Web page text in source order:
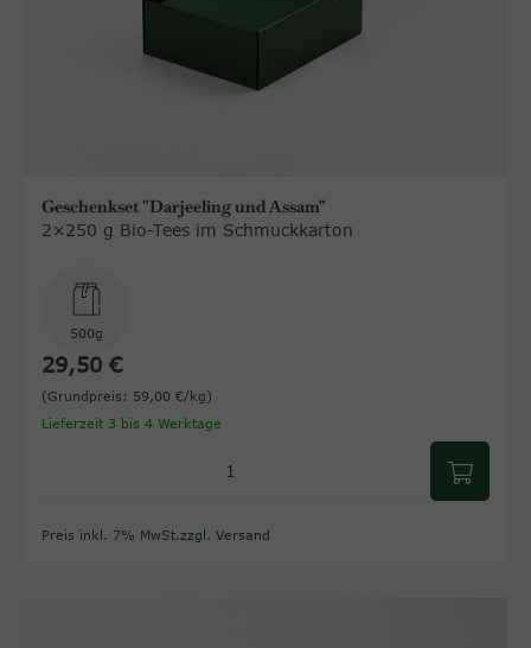
Geschenkset "Darjeeling und Assam"
2×250 g Bio-Tees im Schmuckkarton
500g
29,50 €
(Grundpreis: 59,00 €/kg)
Lieferzeit 3 bis 4 Werktage
Preis inkl. 7% MwSt.zzgl. Versand